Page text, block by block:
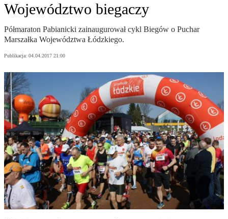
Województwo biegaczy
Półmaraton Pabianicki zainaugurował cykl Biegów o Puchar
Marszałka Województwa Łódzkiego.
Publikacja: 04.04.2017 21:00